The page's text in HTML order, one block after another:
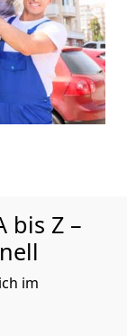
bis Z –
im